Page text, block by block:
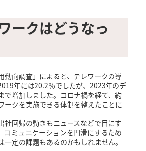
ークはどうなっ
動向調査」によると、テレワークの導
年には20.2％でしたが、2023年のデ
で増加しました。コロナ禍を経て、約
ークを実施できる体制を整えたことに
社回帰の動きもニュースなどで目にす
コミュニケーションを円滑にするため
一定の課題もあるのかもしれません。